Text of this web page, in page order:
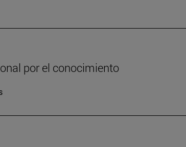
por el conocimiento